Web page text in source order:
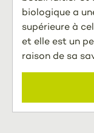
biologique a
supérieure à
et elle est un
raison de sa